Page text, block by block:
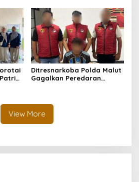
serta Keselamatan Berlalu
Lintas
Ditresnarkoba Polda Malut
Gagalkan Peredaran
View More